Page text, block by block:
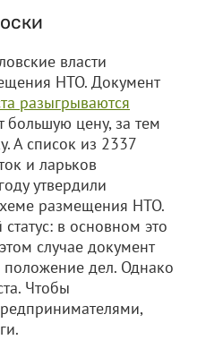
власти
НТО. Документ
разыгрываются
большую цену, за тем
А список из 2337
и ларьков
утвердили
размещения НТО.
в основном это
случае документ
дел. Однако
Чтобы